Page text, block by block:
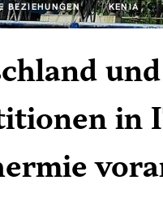
BEZIEHUNGEN KENIA
in